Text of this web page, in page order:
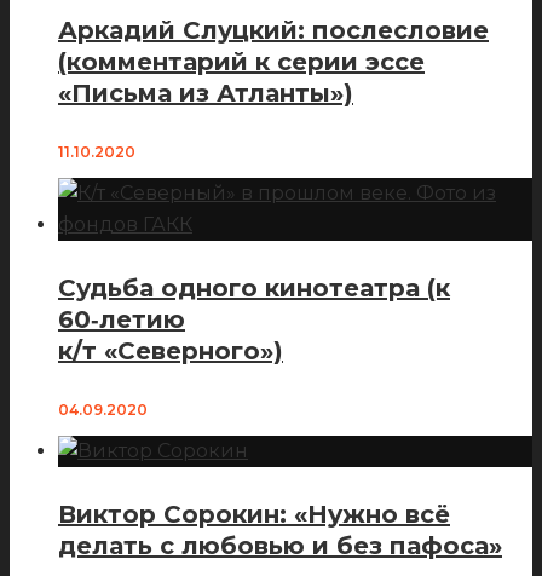
Аркадий Слуцкий: послесловие
(комментарий к серии эссе
«Письма из Атланты»)
11.10.2020
Судьба одного кинотеатра (к
60‑летию
к/т «Северного»)
04.09.2020
Виктор Сорокин: «Нужно всё
делать с любовью и без пафоса»